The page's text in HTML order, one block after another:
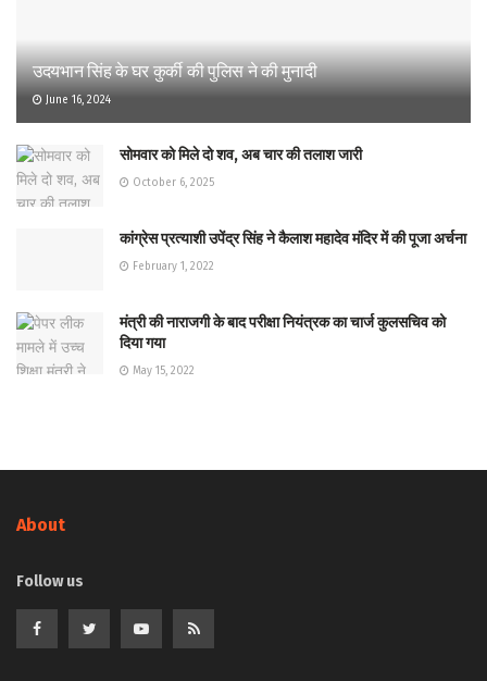
उदयभान सिंह के घर कुर्की की पुलिस ने की मुनादी
June 16, 2024
सोमवार को मिले दो शव, अब चार की तलाश जारी
October 6, 2025
कांग्रेस प्रत्याशी उपेंद्र सिंह ने कैलाश महादेव मंदिर में की पूजा अर्चना
February 1, 2022
मंत्री की नाराजगी के बाद परीक्षा नियंत्रक का चार्ज कुलसचिव को
दिया गया
May 15, 2022
About
Follow us